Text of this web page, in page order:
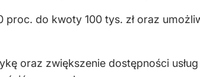
proc. do kwoty 100 tys. zł oraz
oraz zwiększenie dostępności usług